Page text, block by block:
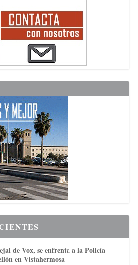
de Vox, se enfrenta a la Policía
en Vistahermosa